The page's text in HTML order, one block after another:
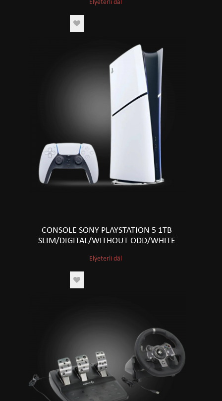
Elýeterli däl
CONSOLE SONY PLAYSTATION 5 1TB
SLIM/DIGITAL/WITHOUT ODD/WHITE
Elýeterli däl